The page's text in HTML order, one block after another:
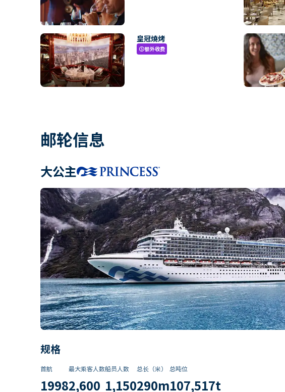
皇冠燒烤
paid额外收费
邮轮信息
大公主
规格
首航
1998
最大乘客人数
2,600
船员人数
1,150
总长（米）
290m
总吨位
107,517t